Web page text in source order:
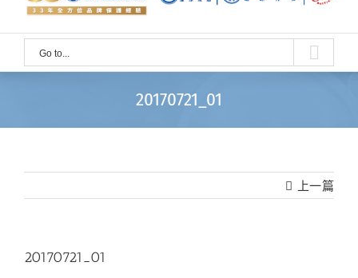
Go to...
20170721_01
上一篇
20170721_01